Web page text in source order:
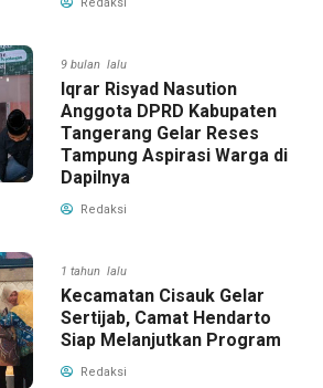
9 bulan lalu
Iqrar Risyad Nasution
Anggota DPRD Kabupaten
Tangerang Gelar Reses
Tampung Aspirasi Warga di
Dapilnya
Redaksi
1 tahun lalu
Kecamatan Cisauk Gelar
Sertijab, Camat Hendarto
Siap Melanjutkan Program
Redaksi